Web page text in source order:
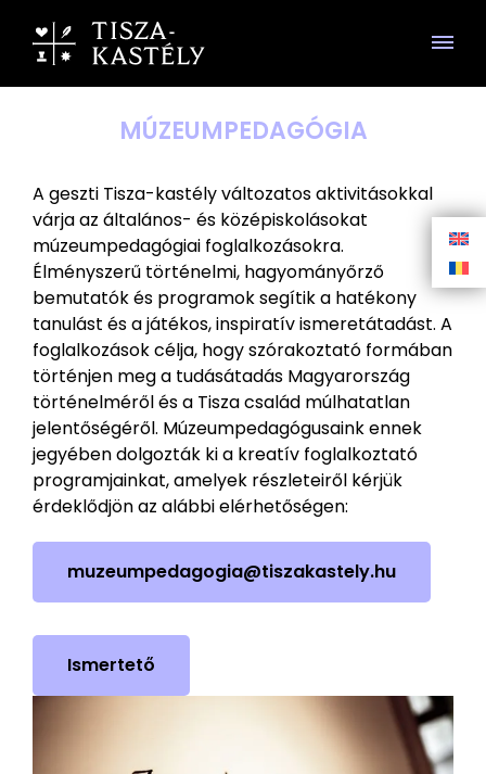
MÚZEUMPEDAGÓGIA
A geszti Tisza-kastély változatos aktivitásokkal
várja az általános- és középiskolásokat
múzeumpedagógiai foglalkozásokra.
Élményszerű történelmi, hagyományőrző
bemutatók és programok segítik a hatékony
tanulást és a játékos, inspiratív ismeretátadást. A
foglalkozások célja, hogy szórakoztató formában
történjen meg a tudásátadás Magyarország
történelméről és a Tisza család múlhatatlan
jelentőségéről. Múzeumpedagógusaink ennek
jegyében dolgozták ki a kreatív foglalkoztató
programjainkat, amelyek részleteiről kérjük
érdeklődjön az alábbi elérhetőségen:
muzeumpedagogia@tiszakastely.hu
Ismertető